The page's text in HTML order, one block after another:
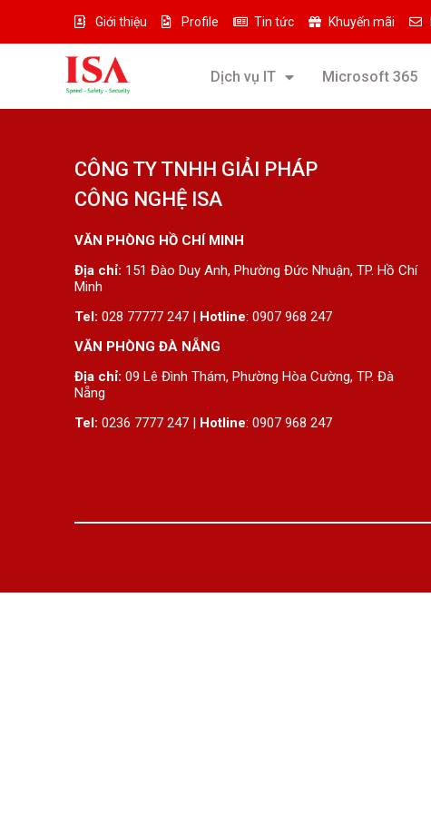
Giới thiệu Profile Tin tức Khuyến mãi
Dịch vụ IT Microsoft 365
CÔNG TY TNHH GIẢI PHÁP
CÔNG NGHỆ ISA
VĂN PHÒNG HỒ CHÍ MINH
Địa chỉ: 151 Đào Duy Anh, Phường Đức Nhuận, TP. Hồ Chí
Minh
Tel: 028 77777 247 | Hotline: 0907 968 247
VĂN PHÒNG ĐÀ NẴNG
Địa chỉ: 09 Lê Đình Thám, Phường Hòa Cường, TP. Đà
Nẵng
Tel: 0236 7777 247 | Hotline: 0907 968 247